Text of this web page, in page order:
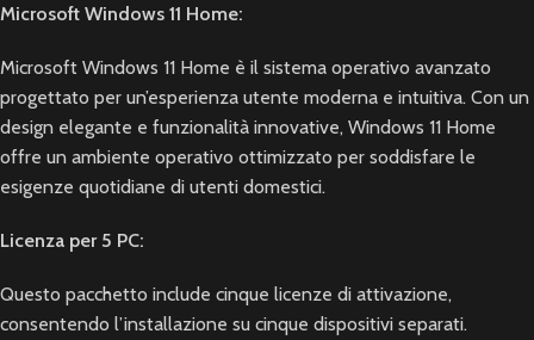
Microsoft Windows 11 Home:
Microsoft Windows 11 Home è il sistema operativo avanzato
progettato per un’esperienza utente moderna e intuitiva. Con un
design elegante e funzionalità innovative, Windows 11 Home
offre un ambiente operativo ottimizzato per soddisfare le
esigenze quotidiane di utenti domestici.
Licenza per 5 PC:
Questo pacchetto include cinque licenze di attivazione,
consentendo l’installazione su cinque dispositivi separati.